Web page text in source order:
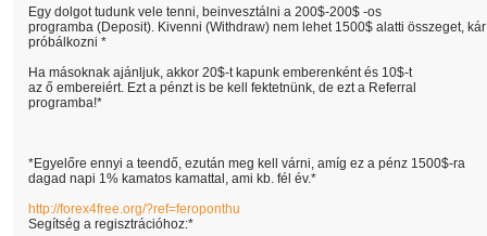
Egy dolgot tudunk vele tenni, beinvesztálni a 200$-200$ -os
programba (Deposit). Kivenni (Withdraw) nem lehet 1500$ alatti összeget, kár
próbálkozni *
Ha másoknak ajánljuk, akkor 20$-t kapunk emberenként és 10$-t
az ő embereiért. Ezt a pénzt is be kell fektetnünk, de ezt a Referral
programba!*
*Egyelőre ennyi a teendő, ezután meg kell várni, amíg ez a pénz 1500$-ra
dagad napi 1% kamatos kamattal, ami kb. fél év.*
http://forex4free.org/?ref=feroponthu
Segítség a regisztrációhoz:*